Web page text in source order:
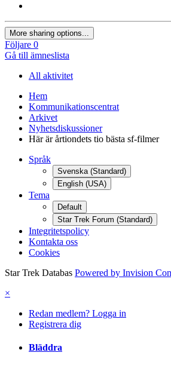
More sharing options...
Följare 0
Gå till ämneslista
All aktivitet
Hem
Kommunikationscentrat
Arkivet
Nyhetsdiskussioner
Här är årtiondets tio bästa sf-filmer
Språk
Svenska (Standard)
English (USA)
Tema
Default
Star Trek Forum (Standard)
Integritetspolicy
Kontakta oss
Cookies
Star Trek Databas Powered by Invision
×
Redan medlem? Logga in
Registrera dig
Bläddra